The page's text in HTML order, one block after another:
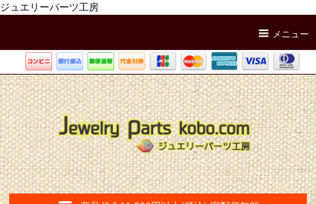
ジュエリーパーツ工房
メニュー